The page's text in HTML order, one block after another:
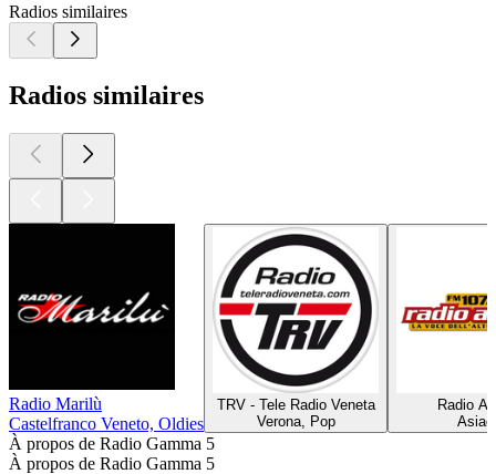
Radios similaires
Radios similaires
Radio Marilù
Castelfranco Veneto, Oldies
TRV - Tele Radio Veneta
Verona, Pop
Radio
À propos de Radio Gamma 5
À propos de Radio Gamma 5